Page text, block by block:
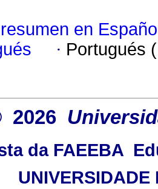
resumen en
· Portugués
2026
da FAEEBA 